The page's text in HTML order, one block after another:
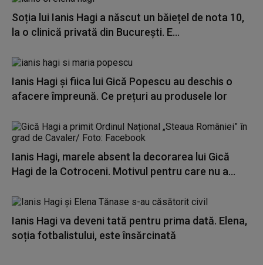
Soția lui Ianis Hagi a născut un băiețel de nota 10,
la o clinică privată din București. E...
Ianis Hagi și fiica lui Gică Popescu au deschis o
afacere împreună. Ce prețuri au produsele lor
Ianis Hagi, marele absent la decorarea lui Gică
Hagi de la Cotroceni. Motivul pentru care nu a...
Ianis Hagi va deveni tată pentru prima dată. Elena,
soția fotbalistului, este însărcinată